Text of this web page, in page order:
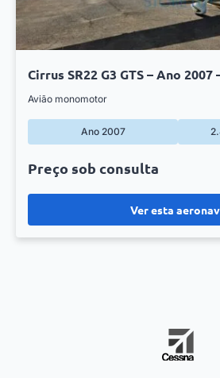
Cirrus SR22 G3 GTS – Ano 2007
Avião monomotor
Ano 2007
Ver esta
Preço sob consulta